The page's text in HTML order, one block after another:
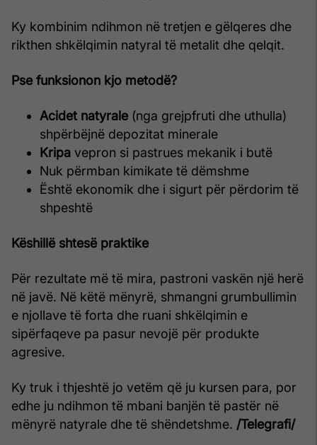
Ky kombinim ndihmon në tretjen e gëlqeres dhe
rikthen shkëlqimin natyral të metalit dhe qelqit.
Pse funksionon kjo metodë?
Acidet natyrale (nga grejpfruti dhe uthulla)
shpërbëjnë depozitat minerale
Kripa vepron si pastrues mekanik i butë
Nuk përmban kimikate të dëmshme
Është ekonomik dhe i sigurt për përdorim të
shpeshtë
Këshillë shtesë praktike
Për rezultate më të mira, pastroni vaskën një herë
në javë. Në këtë mënyrë, shmangni grumbullimin
e njollave të forta dhe ruani shkëlqimin e
sipërfaqeve pa pasur nevojë për produkte
agresive.
Ky truk i thjeshtë jo vetëm që ju kursen para, por
edhe ju ndihmon të mbani banjën të pastër në
mënyrë natyrale dhe të shëndetshme. /Telegrafi/